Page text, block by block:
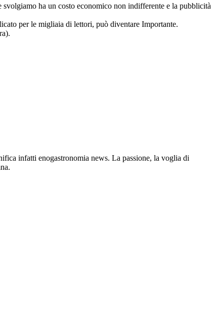
ha un costo economico non indifferente e la pubblicità
per le migliaia di lettori, può diventare Importante.
infatti enogastronomia news. La passione, la voglia di